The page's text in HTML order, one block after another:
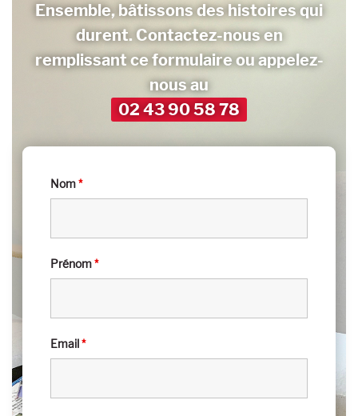
Ensemble, bâtissons des histoires qui
durent. Contactez-nous en
remplissant ce formulaireou appelez-
nous au
02 43 90 58 78
Nom*
Prénom*
Email*